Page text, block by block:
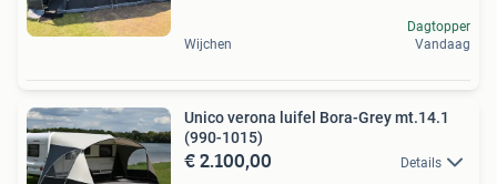
Wijchen
Dagtopper
Vandaag
Unico verona luifel Bora-Grey mt.14.1
(990-1015)
€ 2.100,00 Details